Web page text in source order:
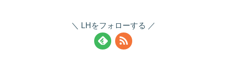
LHをフォローする